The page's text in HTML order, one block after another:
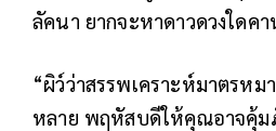
ลัคนา ยากจะหาดาวดวงใดค
“ผิว์ว่าสรรพเคราะห์มาตรห
หลาย พฤหัสบดีให้คุณอาจคุ้ม